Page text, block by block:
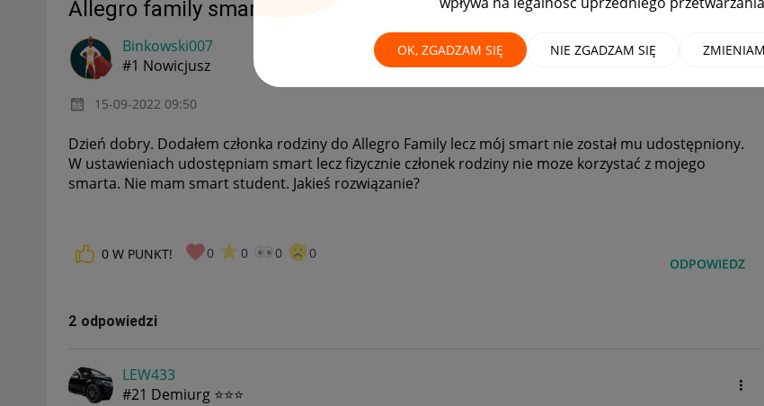
OK, ZGADZAM SIĘ NIE ZGADZAM SIĘ
Allegro family smart
Binkowski007
#1 Nowicjusz
‎15-09-2022 09:50
Dzień dobry. Dodałem członka rodziny do Allegro Family lecz mój smart nie został mu udostępniony.
W ustawieniach udostępniam smart lecz fizycznie członek rodziny nie moze korzystać z mojego
smarta. Nie mam smart student. Jakieś rozwiązanie?
0 W PUNKT! 0 0 0 0
ODPOWIEDZ
2 odpowiedzi
LEW433
#21 Demiurg ⭐⭐⭐